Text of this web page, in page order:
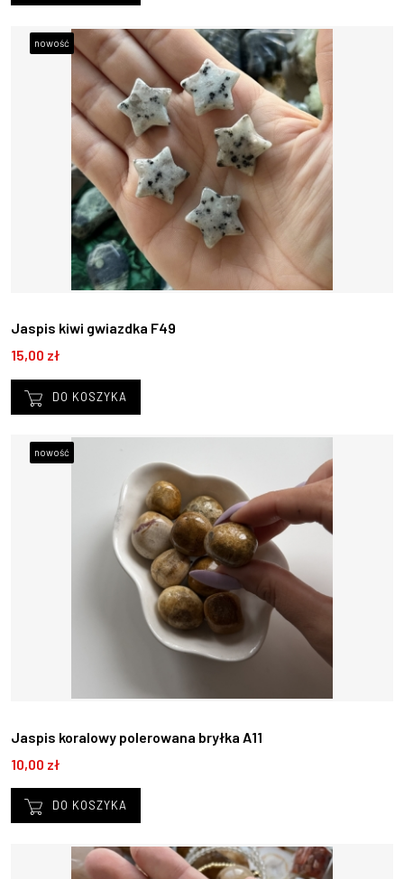
Jaspis kiwi gwiazdka F49
15,00 zł
DO KOSZYKA
nowość
Jaspis koralowy polerowana bryłka A11
10,00 zł
DO KOSZYKA
nowość